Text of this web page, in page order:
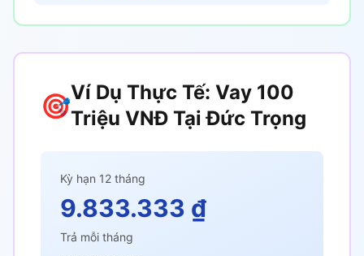
🎯Ví Dụ Thực Tế: Vay 100
Triệu VNĐ Tại Đức Trọng
Kỳ hạn 12 tháng
9.833.333 ₫
Trả mỗi tháng